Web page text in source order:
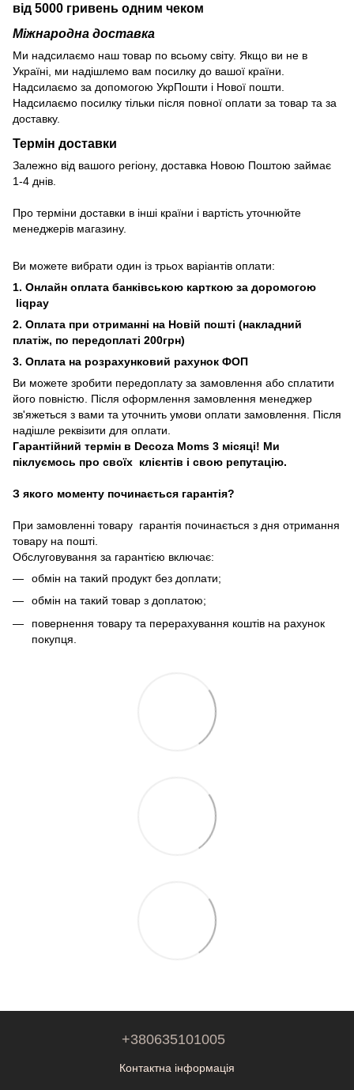
від 5000 гривень одним чеком
Міжнародна доставка
Ми надсилаємо наш товар по всьому світу. Якщо ви не в
Україні, ми надішлемо вам посилку до вашої країни.
Надсилаємо за допомогою УкрПошти і Нової пошти.
Надсилаємо посилку тільки після повної оплати за товар та за
доставку.
Термін доставки
Залежно від вашого регіону, доставка Новою Поштою займає
1-4 днів.
Про терміни доставки в інші країни і вартість уточнюйте
менеджерів магазину.
Ви можете вибрати один із трьох варіантів оплати:
1. Онлайн оплата банківською карткою за доромогою
liqpay
2. Оплата при отриманні на Новій пошті (накладний
платіж, по передоплаті 200грн)
3. Оплата на розрахунковий рахунок ФОП
Ви можете зробити передоплату за замовлення або сплатити
його повністю. Після оформлення замовлення менеджер
зв'яжеться з вами та уточнить умови оплати замовлення. Після
надішле реквізити для оплати.
Гарантійний термін в Decoza Moms 3 місяці! Ми
піклуємось про своїх клієнтів і свою репутацію.
З якого моменту починається гарантія?
При замовленні товару гарантія починається з дня отримання
товару на пошті.
Обслуговування за гарантією включає:
обмін на такий продукт без доплати;
обмін на такий товар з доплатою;
повернення товару та перерахування коштів на рахунок
покупця.
+380635101005
Контактна інформація